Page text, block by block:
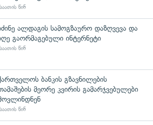
წინ
ალდაგის სამოგზაურო დაზღვევა და
გაორმაგებული ინტერნეტი
წინ
ბანკის გზავნილების
მეორე კვირის გამარჯვებულები
წინ